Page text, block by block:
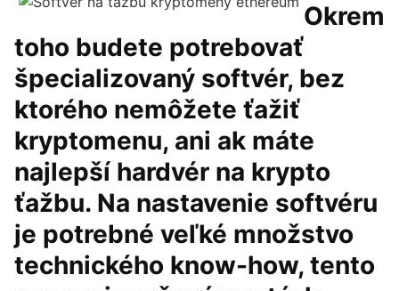
Okrem
toho budete potrebovať
špecializovaný softvér, bez
ktorého nemôžete ťažiť
kryptomenu, ani ak máte
najlepší hardvér na krypto
ťažbu. Na nastavenie softvéru
je potrebné veľké množstvo
technického know-how, tento